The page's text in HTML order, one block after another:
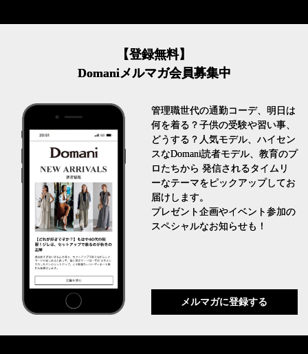
【登録無料】
Domaniメルマガ会員募集中
管理職世代の通勤コーデ、明日は
何を着る？子供の受験や習い事、
どうする？人気モデル、ハイセン
スなDomani読者モデル、教育のプ
ロたちから 発信されるタイムリ
ーなテーマをピックアップしてお
届けします。
プレゼント企画やイベント参加の
スペシャルなお知らせも！
メルマガに登録する